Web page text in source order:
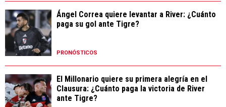
Ángel Correa quiere levantar a River: ¿Cuánto
paga su gol ante Tigre?
PRONÓSTICOS
El Millonario quiere su primera alegría en el
Clausura: ¿Cuánto paga la victoria de River
ante Tigre?